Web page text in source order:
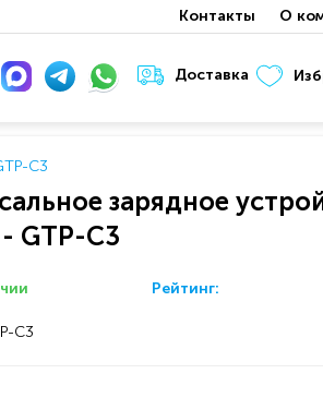
Контакты О
Доставка
C3
зарядное
GTP-C3
Рейтинг:
C3